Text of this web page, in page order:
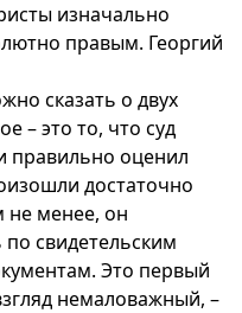
изначально
правым. Георгий
сказать о двух
– это то, что суд
правильно оценил
достаточно
не менее, он
свидетельским
Это первый
немаловажный, –